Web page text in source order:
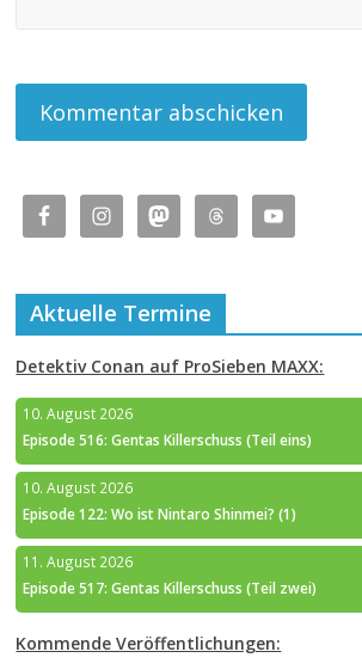
Aktuelle Termine
Detektiv Conan auf ProSieben MAXX:
10. August 2026
Episode 516: Gentas Killerschuss (Teil eins)
10. August 2026
Episode 122: Wo ist Nintaro Shinmei? (1)
11. August 2026
Episode 517: Gentas Killerschuss (Teil zwei)
Kommende Veröffentlichungen: